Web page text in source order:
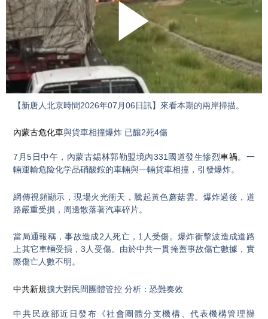
Play
Video
【新唐人北京時間2026年07月06日訊】來看本期的兩岸掃描。
內蒙古危化車與貨車相撞爆炸 已釀2死4傷
7月5日中午，內蒙古錫林郭勒盟境內331國道發生慘烈車禍。一
輛運輸危险化学品硝酸銨的車輛與一輛貨車相撞，引發爆炸。
網傳視頻顯示，現場火光衝天，騰起黃色蘑菇雲。爆炸過後，道
路嚴重受損，周邊散落著汽車碎片。
當局通報稱，事故造成2人死亡，1人受傷。爆炸衝擊波造成道路
上其它車輛受損，3人受傷。由於中共一貫掩蓋事故傷亡數據，實
際傷亡人數不明。
中共新規擴大對民間團體管控 分析：恐難奏效
中共民政部近日發布《社會團體分支機構、代表機構管理辦